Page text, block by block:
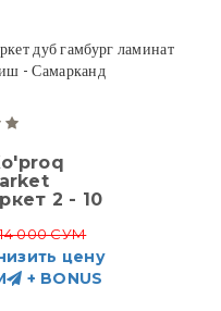
2 - 10
000 СУМ
цену
+ BONUS